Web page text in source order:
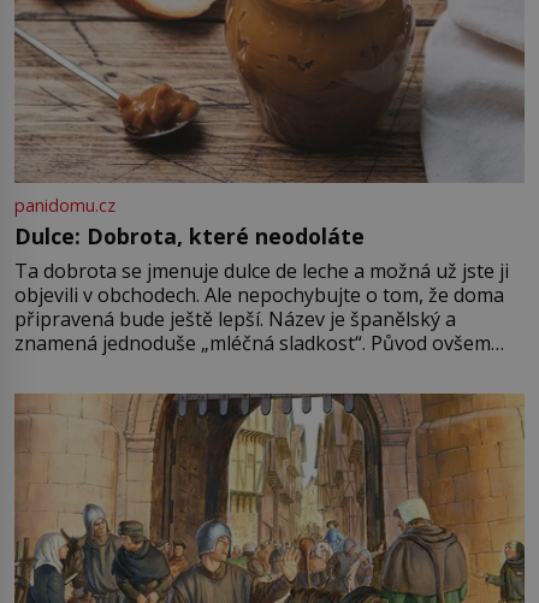
panidomu.cz
Dulce: Dobrota, které neodoláte
Ta dobrota se jmenuje dulce de leche a možná už jste ji
objevili v obchodech. Ale nepochybujte o tom, že doma
připravená bude ještě lepší. Název je španělský a
znamená jednoduše „mléčná sladkost“. Původ ovšem
pře hned několik latinskoamerických zemí a k tomu
Francie, kde se traduje,